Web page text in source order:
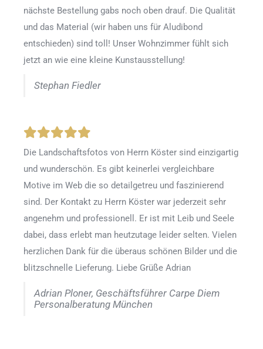
nächste Bestellung gabs noch oben drauf. Die Qualität
und das Material (wir haben uns für Aludibond
entschieden) sind toll! Unser Wohnzimmer fühlt sich
jetzt an wie eine kleine Kunstausstellung!
Stephan Fiedler
Die Landschaftsfotos von Herrn Köster sind einzigartig
und wunderschön. Es gibt keinerlei vergleichbare
Motive im Web die so detailgetreu und faszinierend
sind. Der Kontakt zu Herrn Köster war jederzeit sehr
angenehm und professionell. Er ist mit Leib und Seele
dabei, dass erlebt man heutzutage leider selten. Vielen
herzlichen Dank für die überaus schönen Bilder und die
blitzschnelle Lieferung. Liebe Grüße Adrian
Adrian Ploner, Geschäftsführer Carpe Diem
Personalberatung München